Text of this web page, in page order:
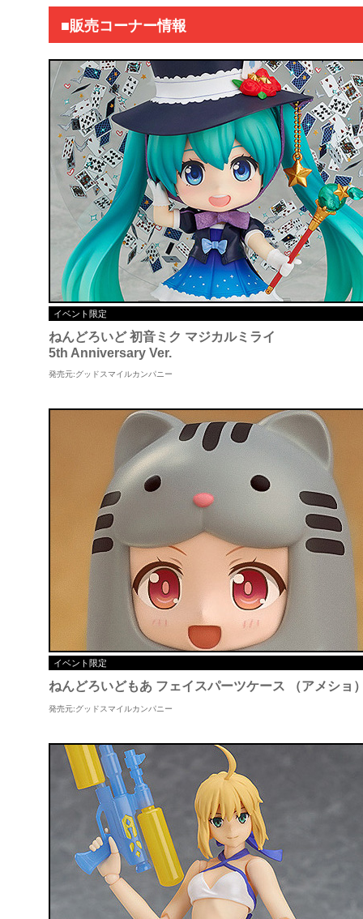
■販売コーナー情報
イベント限定
ねんどろいど 初音ミク マジカルミライ
5th Anniversary Ver.
発売元:グッドスマイルカンパニー
イベント限定
ねんどろいどもあ フェイスパーツケース （アメショ
発売元:グッドスマイルカンパニー